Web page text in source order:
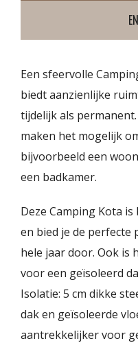
Een sfeervolle
biedt aanzienlijke
tijdelijk als
maken het mogelijk
bijvoorbeeld een
een badkamer.
Deze Camping Kota
en bied je de perfecte
hele jaar door. Ook is
voor een geïsoleerd
Isolatie: 5 cm dikke
dak en geïsoleerde
aantrekkelijker voor